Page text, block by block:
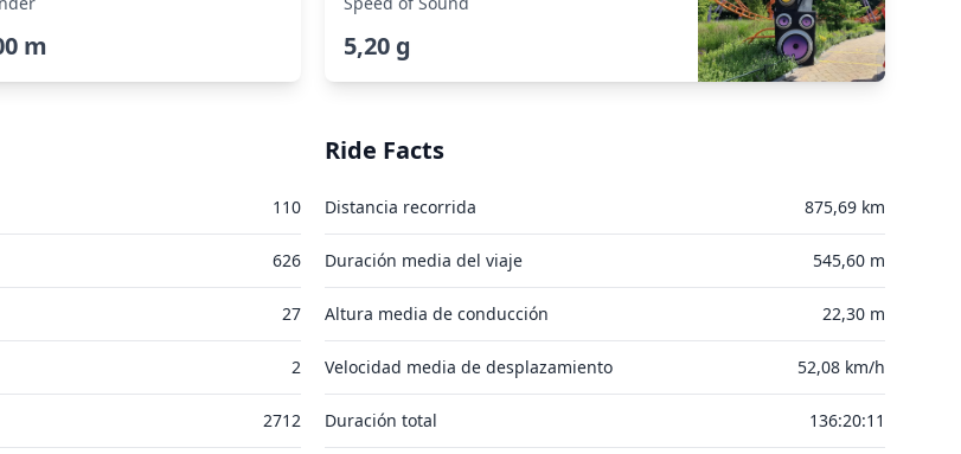
m 5,20 g
110
626
27
2
2712
Ride Facts
Distancia recorrida 875,69 km
Duración media del viaje 545,60 m
Altura media de conducción 22,30 m
Velocidad media de desplazamiento 52,08 km/h
Duración total 136:20:11